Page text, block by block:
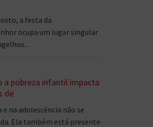
a festa da
ocupa um lugar singular
a pobreza infantil impacta
de
na adolescência não se
Ela também está presente